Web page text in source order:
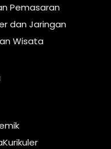
Pemasaran
dan Jaringan
Wisata